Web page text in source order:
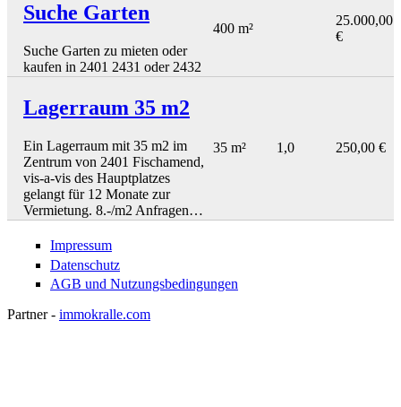
Suche Garten
Suche Garten zu mieten oder
kaufen in 2401 2431 oder 2432
400 m²
25.000,00
€
Lagerraum 35 m2
Ein Lagerraum mit 35 m2 im
Zentrum von 2401 Fischamend,
vis-a-vis des Hauptplatzes
gelangt für 12 Monate zur
Vermietung. 8.-/m2 Anfragen…
35 m² 1,0 250,00 €
Impressum
Datenschutz
AGB und Nutzungsbedingungen
Partner - immokralle.com